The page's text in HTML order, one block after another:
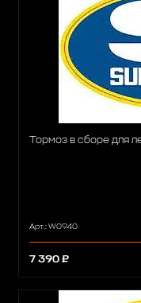
Тормоз в сборе для
Арт.: W0940
7 390 ₽